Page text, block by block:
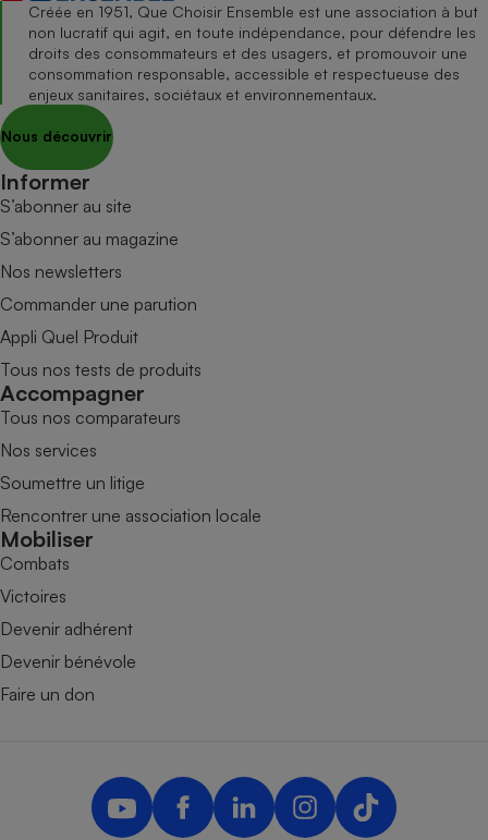
Créée en 1951, Que Choisir Ensemble est une association à but
non lucratif qui agit, en toute indépendance, pour défendre les
droits des consommateurs et des usagers, et promouvoir une
consommation responsable, accessible et respectueuse des
enjeux sanitaires, sociétaux et environnementaux.
Nous découvrir
Informer
S’abonner au site
S’abonner au magazine
Nos newsletters
Commander une parution
Appli Quel Produit
Tous nos tests de produits
Accompagner
Tous nos comparateurs
Nos services
Soumettre un litige
Rencontrer une association locale
Mobiliser
Combats
Victoires
Devenir adhérent
Devenir bénévole
Faire un don